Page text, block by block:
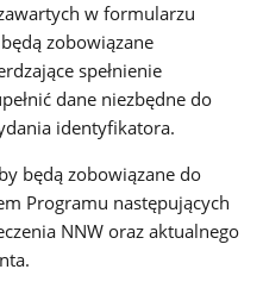
w formularzu
zobowiązane
spełnienie
dane niezbędne do
identyfikatora.
będą zobowiązane do
Programu następujących
NNW oraz aktualnego